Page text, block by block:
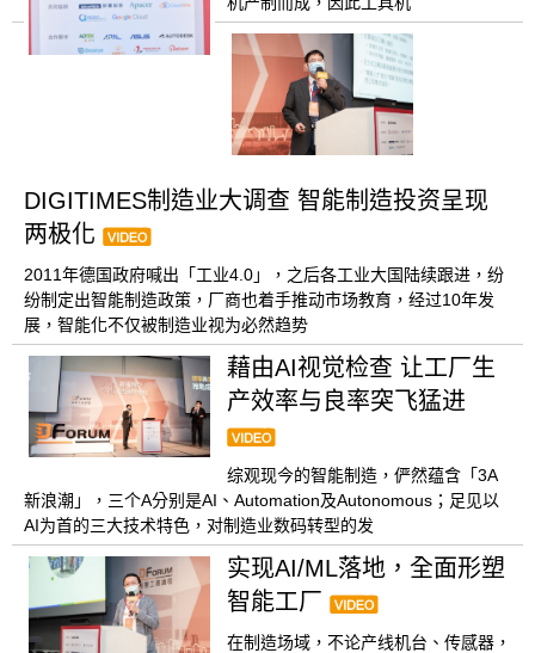
DIGITIMES制造业大调查 智能制造投资呈现
两极化
2011年德国政府喊出「工业4.0」，之后各工业大国陆续跟进，纷
纷制定出智能制造政策，厂商也着手推动市场教育，经过10年发
展，智能化不仅被制造业视为必然趋势
藉由AI视觉检查 让工厂生
产效率与良率突飞猛进
综观现今的智能制造，俨然蕴含「3A
新浪潮」，三个A分别是AI、Automation及Autonomous；足见以
AI为首的三大技术特色，对制造业数码转型的发
实现AI/ML落地，全面形塑
智能工厂
在制造场域，不论产线机台、传感器，